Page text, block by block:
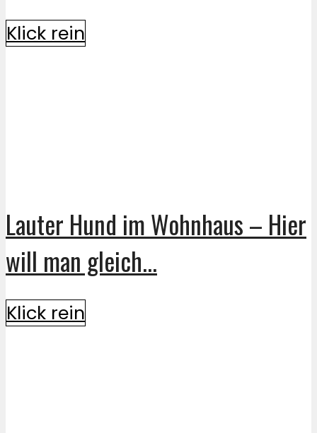
Klick rein
Lauter Hund im Wohnhaus – Hier
will man gleich...
Klick rein